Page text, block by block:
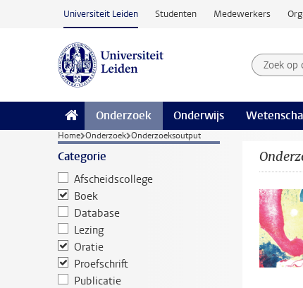
Ga naar hoofdinhoud
Universiteit Leiden Studenten Medewerkers
Zoek
Onderzoek Onderwijs
Home Onderzoek Onderzoeksoutput
Categorie
Afscheidscollege
Boek
Database
Lezing
Oratie
Proefschrift
Publicatie